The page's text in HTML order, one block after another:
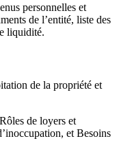
personnelles et
de l’entité, liste des
liquidité.
de la propriété et
de loyers et
et Besoins